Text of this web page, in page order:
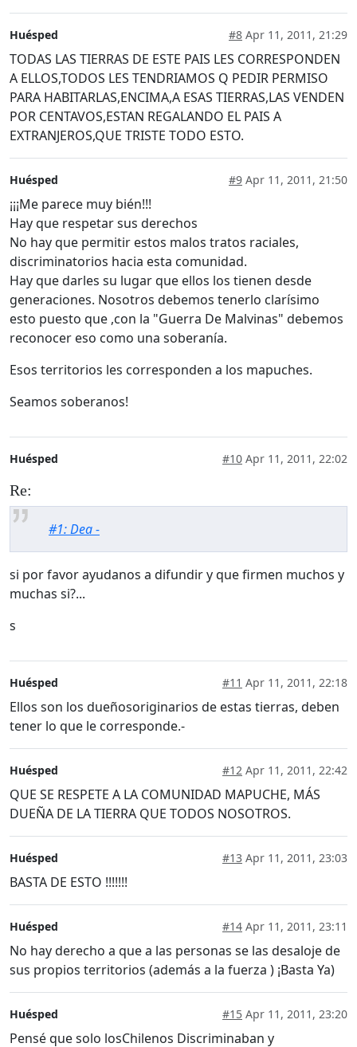
Huésped #8 Apr 11, 2011, 21:29
TODAS LAS TIERRAS DE ESTE PAIS LES CORRESPONDEN
A ELLOS,TODOS LES TENDRIAMOS Q PEDIR PERMISO
PARA HABITARLAS,ENCIMA,A ESAS TIERRAS,LAS VENDEN
POR CENTAVOS,ESTAN REGALANDO EL PAIS A
EXTRANJEROS,QUE TRISTE TODO ESTO.
Huésped #9 Apr 11, 2011, 21:50
¡¡¡Me parece muy bién!!!
Hay que respetar sus derechos
No hay que permitir estos malos tratos raciales,
discriminatorios hacia esta comunidad.
Hay que darles su lugar que ellos los tienen desde
generaciones. Nosotros debemos tenerlo clarísimo
esto puesto que ,con la "Guerra De Malvinas" debemos
reconocer eso como una soberanía.
Esos territorios les corresponden a los mapuches.
Seamos soberanos!
Huésped #10 Apr 11, 2011, 22:02
Re:
#1: Dea -
si por favor ayudanos a difundir y que firmen muchos y
muchas si?...
s
Huésped #11 Apr 11, 2011, 22:18
Ellos son los dueñosoriginarios de estas tierras, deben
tener lo que le corresponde.-
Huésped #12 Apr 11, 2011, 22:42
QUE SE RESPETE A LA COMUNIDAD MAPUCHE, MÁS
DUEÑA DE LA TIERRA QUE TODOS NOSOTROS.
Huésped #13 Apr 11, 2011, 23:03
BASTA DE ESTO !!!!!!!
Huésped #14 Apr 11, 2011, 23:11
No hay derecho a que a las personas se las desaloje de
sus propios territorios (además a la fuerza ) ¡Basta Ya)
Huésped #15 Apr 11, 2011, 23:20
Pensé que solo losChilenos Discriminaban y